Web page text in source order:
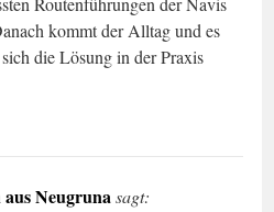
kommt der Alltag und es
die Lösung in der Praxis
Neugrunasagt: